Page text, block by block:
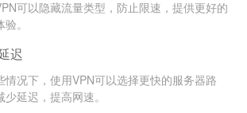
可以隐藏流量类型，防止限速，提供更好的
。
迟
情况下，使用VPN可以选择更快的服务器路
少延迟，提高网速。